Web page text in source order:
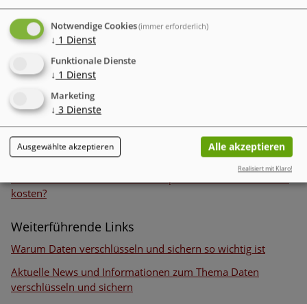
inkrementellen Sicherung bzw. der initialen
Komplettabspeicherung geändert hatten oder dazu kamen.
Der Vorteil dieser Methode ist der geringe Speicherbedarf,
denn es werden nur die Inkremente in den Folge-Speicher-
Sessions abgespeichert. Daher ist diese Lösung optimal für
Cloud-Speichermethoden
Daten wiederhergestellt werden sollen, bedarf es einer
hohen Auslastung des Rechners, um das Voll-Backup und
alle einzelnen Inkrement-Zwischenspeicherungen wieder
lückenlos zusammenzusetzen.
kosten?
Weiterführende Links
Warum Daten verschlüsseln und sichern so wichtig ist
Aktuelle News und Informationen zum Thema Daten
verschlüsseln und sichern
Notwendige Cookies(immer erforderlich)
↓ 1 Dienst
Funktionale Dienste
↓ 1 Dienst
Marketing
↓ 3 Dienste
Ausgewählte akzeptieren Alle akzeptieren
Realisiert mit Klaro!